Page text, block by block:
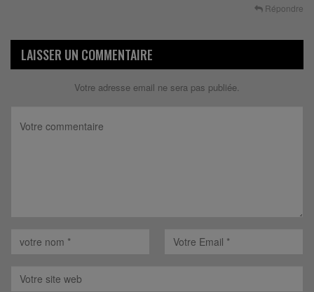
Répondre
LAISSER UN COMMENTAIRE
Votre adresse email ne sera pas publiée.